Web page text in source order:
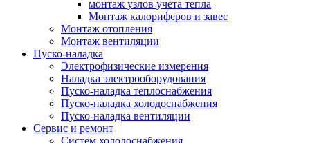
монтаж узлов учета тепла
Монтаж калориферов и завес
Монтаж отопления
Монтаж вентиляции
Пуско-наладка
Электрофизические измерения
Наладка электрооборудования
Пуско-наладка теплоснабжения
Пуско-наладка холодоснабжения
Пуско-наладка вентиляции
Сервис и ремонт
Систем холодоснабжения